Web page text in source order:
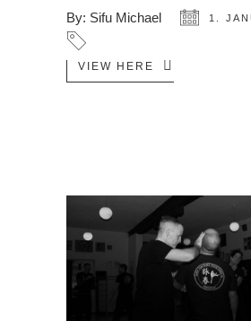
By: Sifu Michael 1.
VIEW HERE